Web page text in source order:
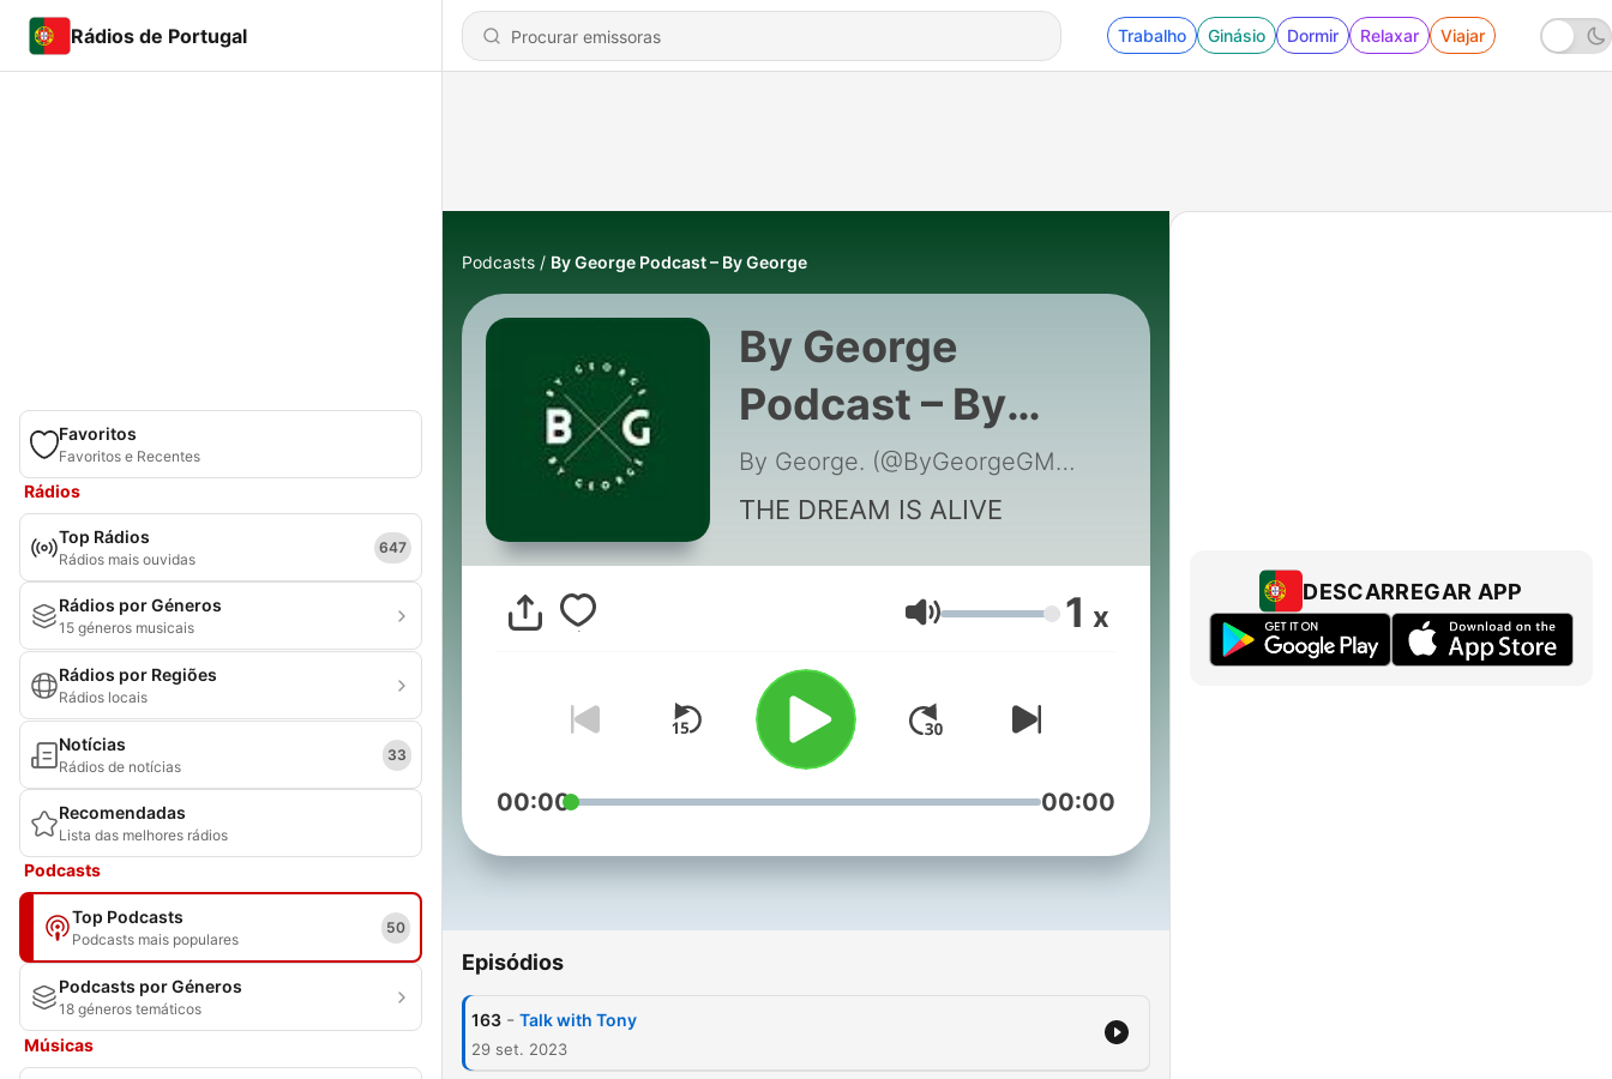
Rádios de Portugal Trabalho Ginásio Dormir Relaxar Viajar
Favoritos
Favoritos e Recentes
Rádios
Top Rádios
Rádios mais ouvidas
647
Rádios por Géneros
15 géneros musicais
Rádios por Regiões
Rádios locais
Notícias
Rádios de notícias
33
Recomendadas
Lista das melhores rádios
Podcasts
Top Podcasts
Podcasts mais populares
50
Podcasts por Géneros
18 géneros temáticos
Músicas
Podcasts By George Podcast – By George
By George
Podcast – By
George
By George. (@ByGeorgeGMU)
THE DREAM IS ALIVE
Volume 1 x
00:00 00:00
Episódios
163 - Talk with Tony
29 set. 2023
DESCARREGAR APP